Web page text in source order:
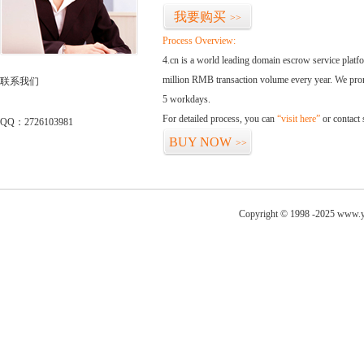
联系我们
QQ：2726103981
我要购买 >>
Process Overview:
4.cn is a world leading domain escrow service
million RMB transaction volume every year. We
5 workdays.
For detailed process, you can “visit here” or contact
BUY NOW >>
Copyright © 1998 -2025